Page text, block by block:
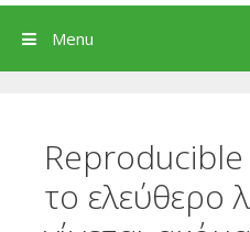
Menu
το ελεύθερο